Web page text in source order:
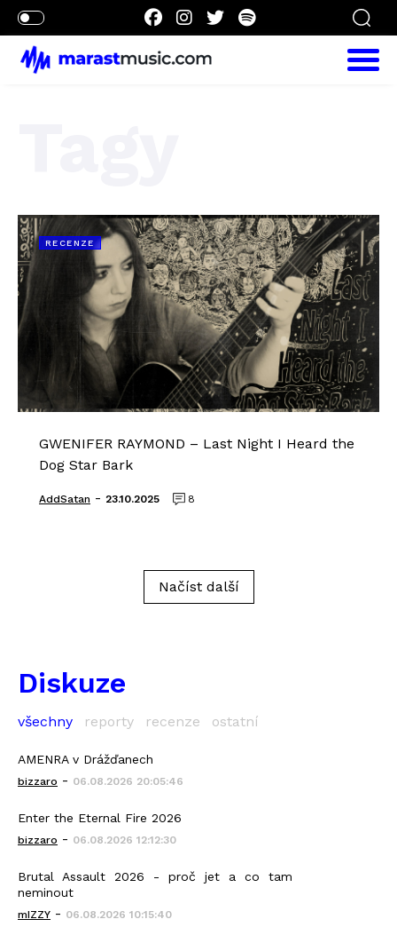
RECENZE
GWENIFER RAYMOND – Last Night I Heard the
Dog Star Bark
AddSatan - 23.10.2025 8
Načíst další
Diskuze
všechny reporty recenze ostatní
AMENRA v Drážďanech
bizzaro - 06.08.2026 20:05:46
Enter the Eternal Fire 2026
bizzaro - 06.08.2026 12:12:30
Brutal Assault 2026 - proč jet a co tam
neminout
mIZZY - 06.08.2026 10:15:40